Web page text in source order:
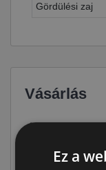
Gördülési zaj
Vásárlás
Ár
Raktáron:Ez a